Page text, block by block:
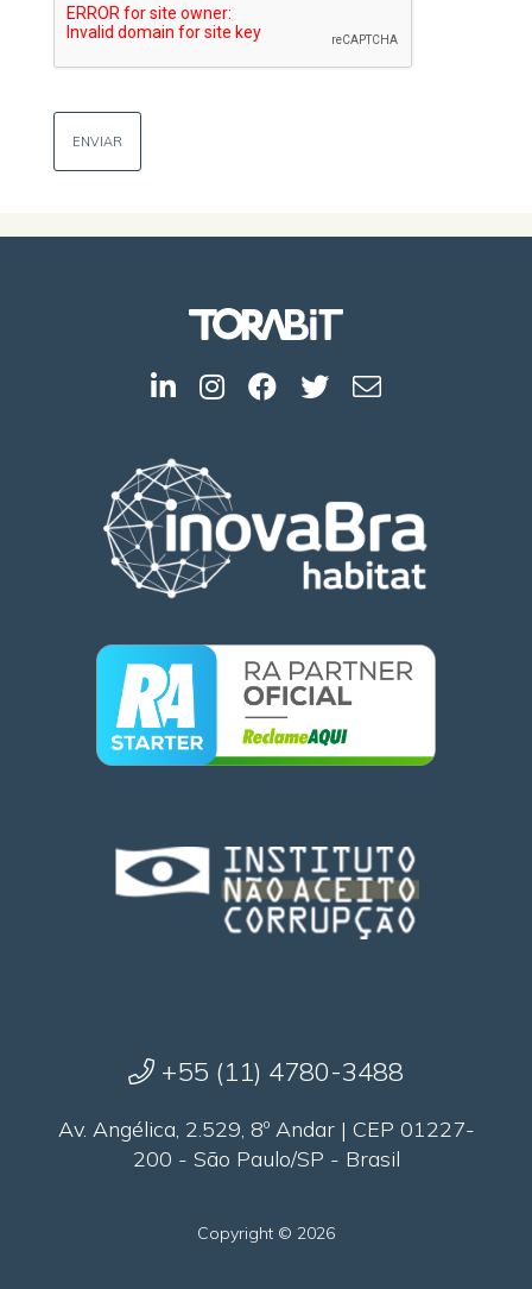
+55 (11) 4780-3488
Av. Angélica, 2.529, 8º Andar | CEP 01227-
200 - São Paulo/SP - Brasil
Copyright © 2026